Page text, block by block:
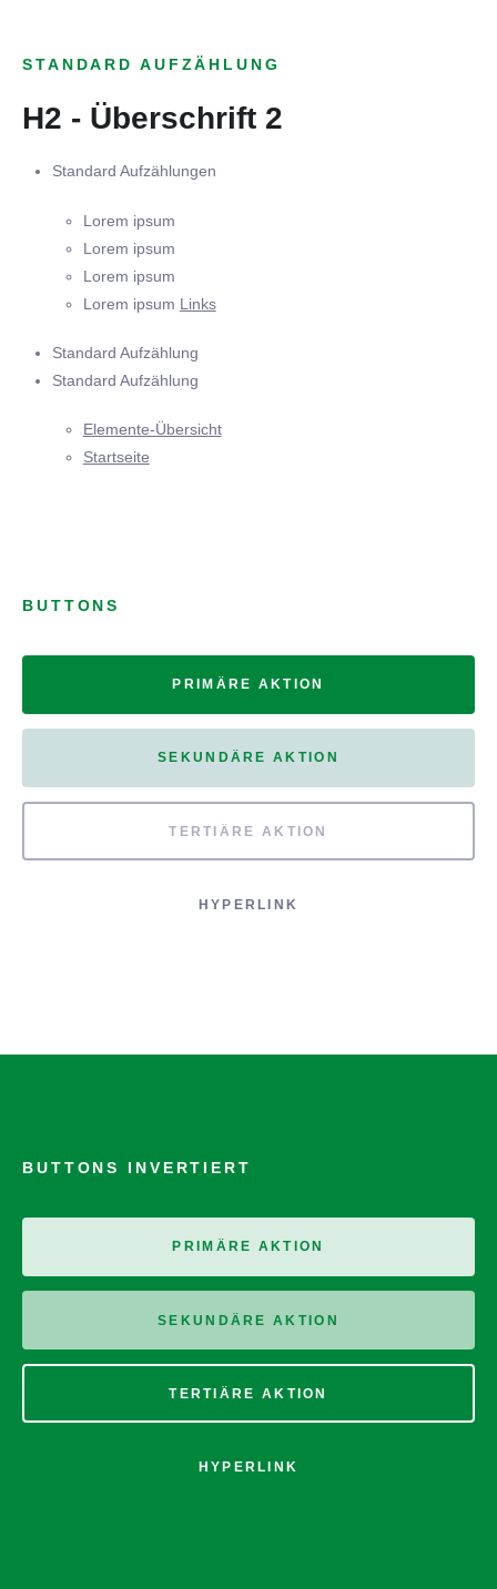
STANDARD AUFZÄHLUNG
H2 - Überschrift 2
Standard Aufzählungen
Lorem ipsum
Lorem ipsum
Lorem ipsum
Lorem ipsum Links
Standard Aufzählung
Standard Aufzählung
Elemente-Übersicht
Startseite
BUTTONS
PRIMÄRE AKTION
SEKUNDÄRE AKTION
TERTIÄRE AKTION
HYPERLINK
BUTTONS INVERTIERT
PRIMÄRE AKTION
SEKUNDÄRE AKTION
TERTIÄRE AKTION
HYPERLINK